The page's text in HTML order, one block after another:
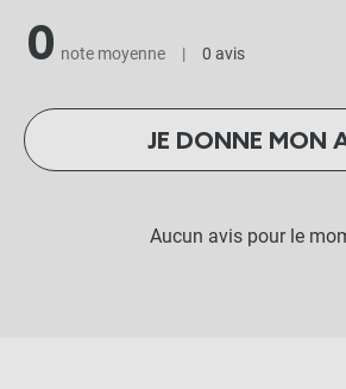
0 note moyenne | 0 avis
JE DONNE MON
Aucun avis pour le